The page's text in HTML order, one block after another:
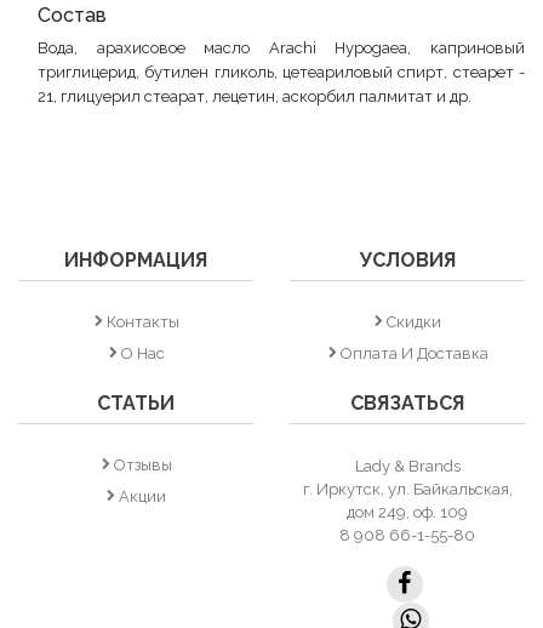
Состав
Вода, арахисовое масло Arachi Hypogaea, каприновый
триглицерид, бутилен гликоль, цетеариловый спирт, стеарет -
21, глицуерил стеарат, лецетин, аскорбил палмитат и др.
ИНФОРМАЦИЯ
Контакты
О Нас
УСЛОВИЯ
Скидки
Оплата И Доставка
СТАТЬИ
Отзывы
Акции
СВЯЗАТЬСЯ
Lady & Brands
г. Иркутск, ул. Байкальская,
дом 249, оф. 109
8 908 66-1-55-80